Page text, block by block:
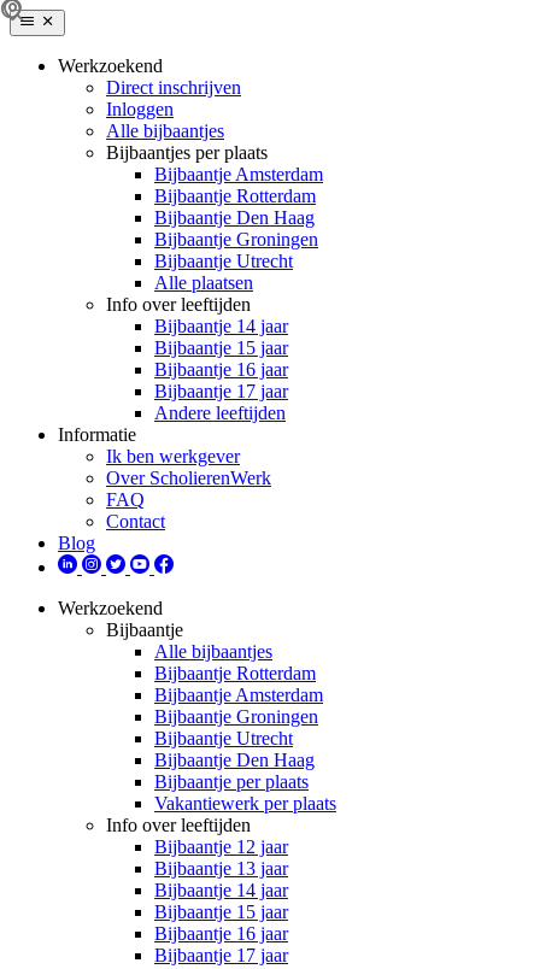
Werkzoekend
Direct inschrijven
Inloggen
Alle bijbaantjes
Bijbaantjes per plaats
Bijbaantje Amsterdam
Bijbaantje Rotterdam
Bijbaantje Den Haag
Bijbaantje Groningen
Bijbaantje Utrecht
Alle plaatsen
Info over leeftijden
Bijbaantje 14 jaar
Bijbaantje 15 jaar
Bijbaantje 16 jaar
Bijbaantje 17 jaar
Andere leeftijden
Informatie
Ik ben werkgever
Over ScholierenWerk
FAQ
Contact
Blog
Werkzoekend
Bijbaantje
Alle bijbaantjes
Bijbaantje Rotterdam
Bijbaantje Amsterdam
Bijbaantje Groningen
Bijbaantje Utrecht
Bijbaantje Den Haag
Bijbaantje per plaats
Vakantiewerk per plaats
Info over leeftijden
Bijbaantje 12 jaar
Bijbaantje 13 jaar
Bijbaantje 14 jaar
Bijbaantje 15 jaar
Bijbaantje 16 jaar
Bijbaantje 17 jaar